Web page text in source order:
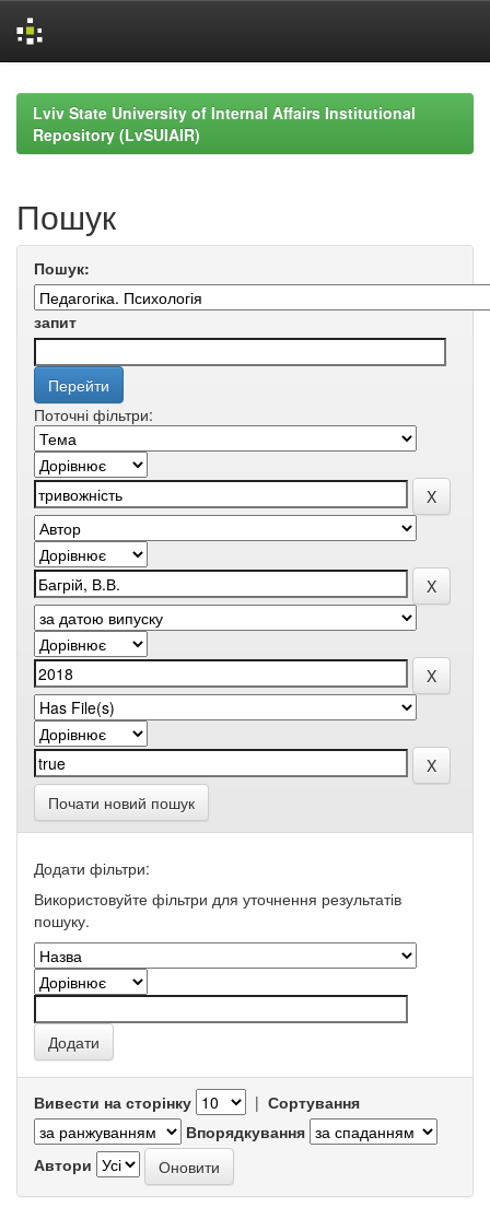
navigationLviv State University of Internal Affairs Institutional
Repository (LvSUIAIR)
Пошук
Пошук:
запит
Поточні фільтри:
Почати новий пошук
Додати фільтри:
Використовуйте фільтри для уточнення результатів
пошуку.
Вивести на сторінку | Сортування
Впорядкування
Автори